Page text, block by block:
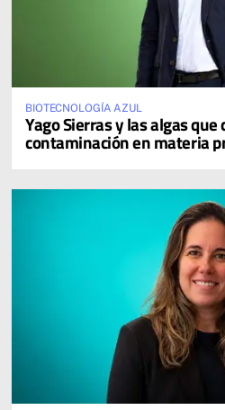
BIOTECNOLOGÍA AZUL
Yago Sierras y las algas
contaminación en materia